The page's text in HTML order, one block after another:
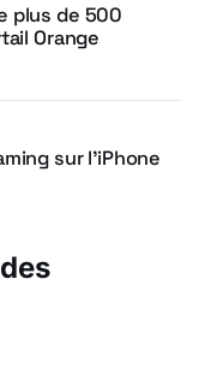
plus de 500
Orange
sur l’iPhone